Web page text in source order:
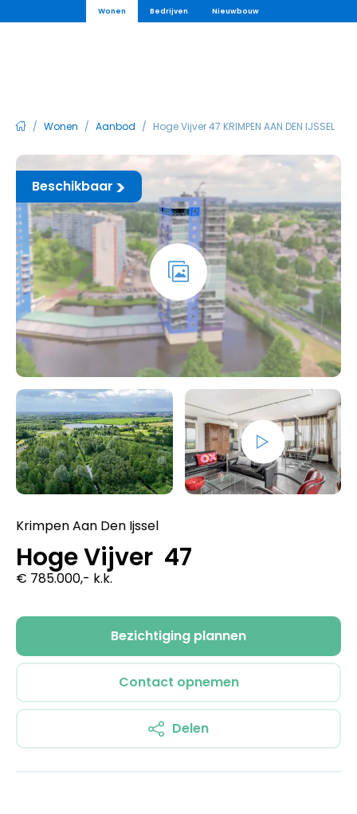
Wonen Bedrijven Nieuwbouw
/ Wonen / Aanbod / Hoge Vijver 47 KRIMPEN AAN DEN IJSSEL
Beschikbaar
Krimpen Aan Den Ijssel
Hoge Vijver 47
€ 785.000,- k.k.
Bezichtiging plannen
Contact opnemen
Delen